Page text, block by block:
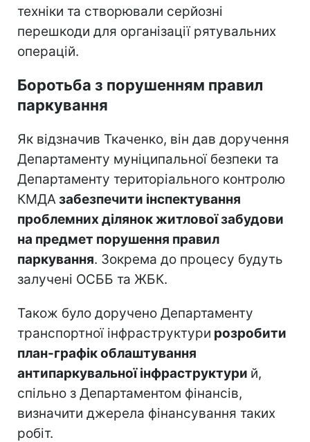
техніки та створювали серйозні
перешкоди для організації рятувальних
операцій.
Боротьба з порушенням правил
паркування
Як відзначив Ткаченко, він дав доручення
Департаменту муніципальної безпеки та
Департаменту територіального контролю
КМДАзабезпечити інспектування
проблемних ділянок житлової забудови
на предмет порушення правил
паркування. Зокрема до процесу будуть
залучені ОСББ та ЖБК.
Також було доручено Департаменту
транспортної інфраструктури розробити
план-графік облаштування
антипаркувальної інфраструктури й,
спільно з Департаментом фінансів,
визначити джерела фінансування таких
робіт.